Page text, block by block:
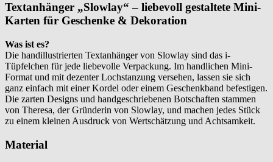
Textanhänger „Slowlay“ – liebevoll gestaltete Mini-
Karten für Geschenke & Dekoration
Was ist es?
Die handillustrierten Textanhänger von Slowlay sind das i-
Tüpfelchen für jede liebevolle Verpackung. Im handlichen Mini-
Format und mit dezenter Lochstanzung versehen, lassen sie sich
ganz einfach mit einer Kordel oder einem Geschenkband befestigen.
Die zarten Designs und handgeschriebenen Botschaften stammen
von Theresa, der Gründerin von Slowlay, und machen jedes Stück
zu einem kleinen Ausdruck von Wertschätzung und Achtsamkeit.
Material